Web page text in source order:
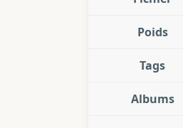
Poids
Tags
Albums